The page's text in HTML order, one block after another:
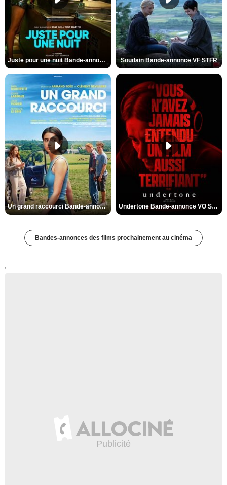
Juste pour une nuit Bande-annonce VO STFR Soudain Bande-annonce VF STFR
Un grand raccourci Bande-annonce VF Undertone Bande-annonce VO STFR
Bandes-annonces des films prochainement au cinéma
'